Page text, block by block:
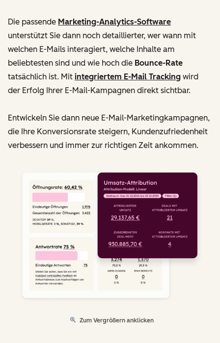
Die passende Marketing-Analytics-Software
unterstützt Sie dann noch detaillierter, wer wann mit
welchen E-Mails interagiert, welche Inhalte am
beliebtesten sind und wie hoch die Bounce-Rate
tatsächlich ist. Mit integriertem E-Mail Tracking wird
der Erfolg Ihrer E-Mail-Kampagnen direkt sichtbar.
Entwickeln Sie dann neue E-Mail-Marketingkampagnen,
die Ihre Konversionsrate steigern, Kundenzufriedenheit
verbessern und immer zur richtigen Zeit ankommen.
Zum Vergrößern anklicken